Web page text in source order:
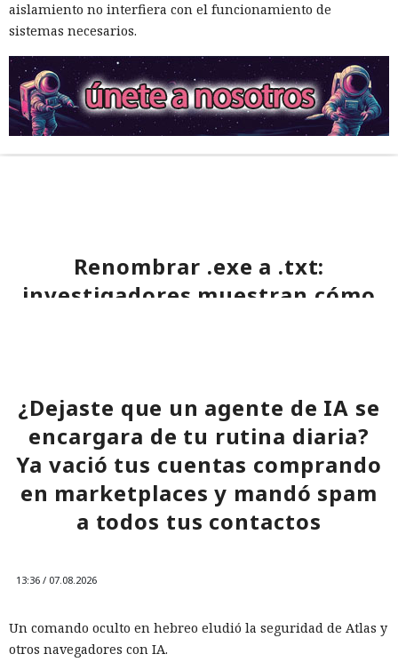
aislamiento no interfiera con el funcionamiento de
sistemas necesarios.
Renombrar .exe a .txt:
investigadores muestran cómo
07:02 / 08.08.2026
Una vulnerabilidad en un servicio permitió infiltrarse en la
red corporativa con solo un par de comandos.
¿Dejaste que un agente de IA se
encargara de tu rutina diaria?
Ya vació tus cuentas comprando
en marketplaces y mandó spam
a todos tus contactos
13:36 / 07.08.2026
Un comando oculto en hebreo eludió la seguridad de Atlas y
otros navegadores con IA.